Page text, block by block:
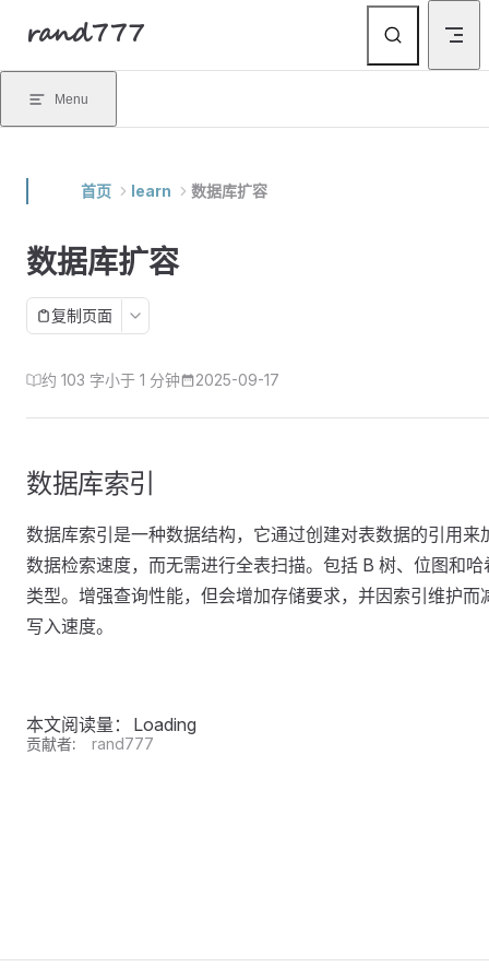
Skip to content
rand777
Menu
首页 learn 数据库扩容
数据库扩容
复制页面
约 103 字小于 1 分钟 2025-09-17
数据库索引
数据库索引是一种数据结构，它通过创建对表数据的引用来
数据检索速度，而无需进行全表扫描。包括 B 树、位图和哈
类型。增强查询性能，但会增加存储要求，并因索引维护而
写入速度。
本文阅读量： Loading
贡献者: rand777